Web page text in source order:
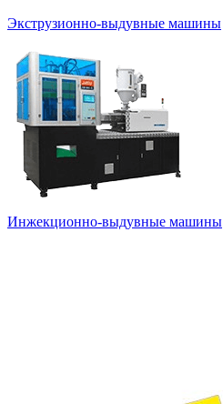
Экструзионно-выдувные машины
Инжекционно-выдувные машины